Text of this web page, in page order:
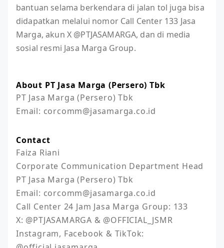
bantuan selama berkendara di jalan tol juga bisa
didapatkan melalui nomor Call Center 133 Jasa
Marga, akun X @PTJASAMARGA, dan di media
sosial resmi Jasa Marga Group.
About PT Jasa Marga (Persero) Tbk
PT Jasa Marga (Persero) Tbk
Email: corcomm@jasamarga.co.id
Contact
Faiza Riani
Corporate Communication Department Head
PT Jasa Marga (Persero) Tbk
Email: corcomm@jasamarga.co.id
Call Center 24 Jam Jasa Marga Group: 133
X: @PTJASAMARGA & @OFFICIAL_JSMR
Instagram, Facebook & TikTok: